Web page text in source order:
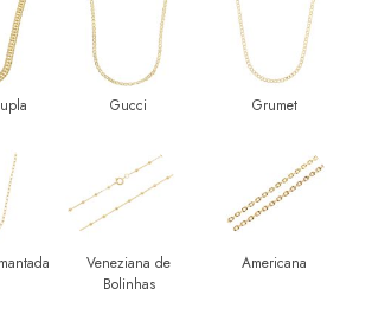
Gucci Grumet
Veneziana de
Bolinhas
Americana